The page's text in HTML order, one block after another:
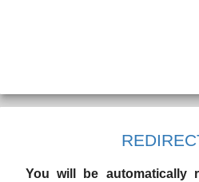
You will be automatically